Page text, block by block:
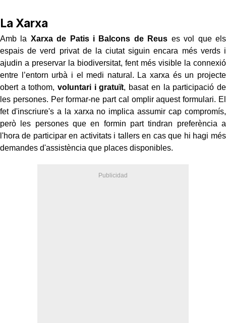
La Xarxa
Amb la Xarxa de Patis i Balcons de Reus es vol que els
espais de verd privat de la ciutat siguin encara més verds i
ajudin a preservar la biodiversitat, fent més visible la connexió
entre l’entorn urbà i el medi natural. La xarxa és un projecte
obert a tothom,voluntari i gratuït, basat en la participació de
les persones. Per formar-ne part cal omplir aquest formulari. El
fet d'inscriure's a la xarxa no implica assumir cap compromís,
però les persones que en formin part tindran preferència a
l'hora de participar en activitats i tallers en cas que hi hagi més
demandes d'assistència que places disponibles.